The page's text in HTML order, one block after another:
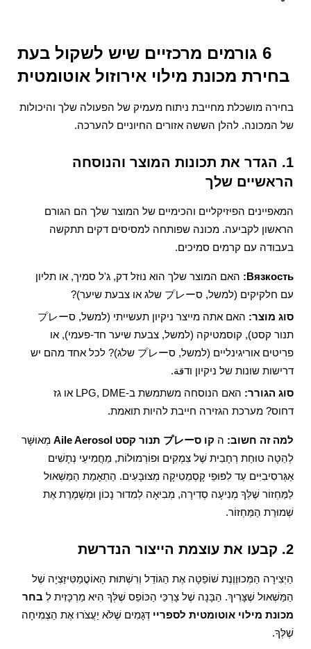
6 גורמים מרכזיים שיש לשקול בעת
בחירת מכונת מילוי אירוזול אוטומטית
בחירה מושכלת מחייבת ניתוח מעמיק של הפעולה שלך והיכולות
של המכונה. להלן הששה אזורים החיוניים להערכה.
1. הגדר את תכונות המוצר והנוסחה
הראשיים שלך
המאפיינים הפיזיקליים והכימיים של המוצר שלך הם הגורם
הראשון לקביעה. מכונה שפותחה למסיסים דקים תתקשה
בעבודה עם קרמים סמיכים.
Вязкость:
האם המוצר שלך הוא נוזל דק, ג'ל סמיך, או תליון
עם חלקיקים (למשל, סプレー שלג או צבעת שיער)?
סוג מוצר:
האם אתה מייצר ניקיון תעשייתי (למשל, סプレー
תנור קסט), קוסמטיקה (למשל, צבעת שיער חד-פעמי), או
פריטים אוריגינליים (למשל, סプレー שלג)? לכל אחד מהם יש
דרישות שונות של ניקיון ודقة.
סוג הגורר:
האם הנוסחה משתמשת ב-LPG, DME או גז
דחוס? מערכת הגזירה חייבת להיות תואמת.
למה זה חשוב: ה קו סプレー תנור קסט Aile Aerosol
מְאוּשָּׁר
לְהֵטָה טוּחַת רְחָבִית שֶׁל צִמְקִים וּפוֹרְמוּלוֹת, מֵחֲמִיעֵי נְתָשִׁים
אַגְּרסִיבִיִּים עַד לִפּוּפֵי קָסְמֵטִיקָה מְצוּבָּעִים. הַתְאָמַת הַמַּשְׁאוּל
לַמַּחְזוֹר שֶׁלְּךָ מְנִיעָה סְדִירָה, מְבִיאָה לְמִדוּר נָכוֹן וּמְשָׁמֶרֶת אֶת
שְׁמוּרַת הַמַּחְזוֹר.
2. קבעו את עוצמת הייצור הנדרשת
הַיְצִירָה הַמְּכוּוֶוֶנֶת שׁוֹפַטָה אֶת הַגּוֹדֵל וְרִשְׁתּוּת הָאוֹטֳמַטִּיזַצְיָה שֶׁל
הַמַּשְׁאוּל שֶׁצָּרִיךְ. הַבָּנָה שֶׁל צָרְכֵּי הַכּוֹפֵס שֶׁלְּךָ הִיא מַרְכָּזִית לְ בחר
מכונת מילוי אוטומטית לספריי דְּגָמִים שֶׁלֹּא יַעֲצֹרוּ אֶת הַצְמִיחָה
שֶׁלְּךָ.